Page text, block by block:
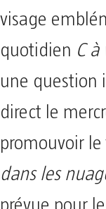
visage
quotidien C à
une question
direct le
promouvoir
dans les